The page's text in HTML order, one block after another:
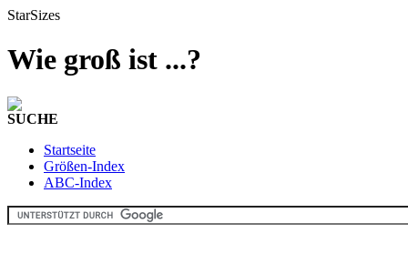
StarSizes
Wie groß ist ...?
SUCHE
Startseite
Größen-Index
ABC-Index